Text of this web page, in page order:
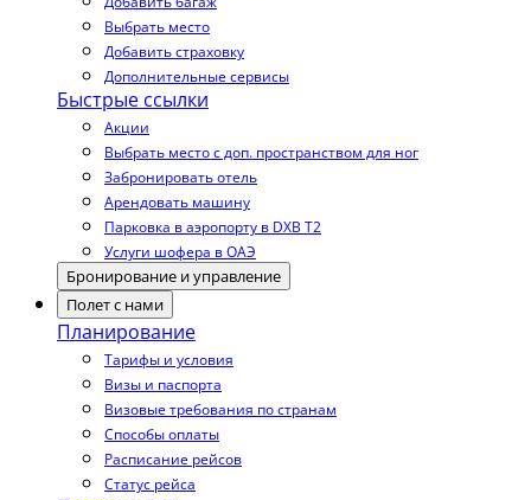
Выбрать место
Добавить страховку
Дополнительные сервисы
Быстрые ссылки
Акции
Выбрать место с доп. пространством для ног
Забронировать отель
Арендовать машину
Парковка в аэропорту в DXB T2
Услуги шофера в ОАЭ
Бронирование и управление
Полет с нами
Планирование
Тарифы и условия
Визы и паспорта
Визовые требования по странам
Способы оплаты
Расписание рейсов
Статус рейса